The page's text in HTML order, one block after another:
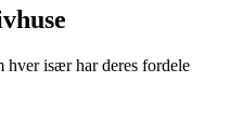
hver især har deres fordele